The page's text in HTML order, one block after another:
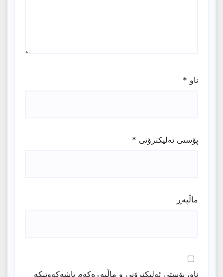
ناو *
پۆستی ئەلیکترۆنی *
ماڵپه‌ڕ
ناو، پۆستی ئەلیکترۆنی و ماڵپەڕەکەم پاشەکەوتبکە